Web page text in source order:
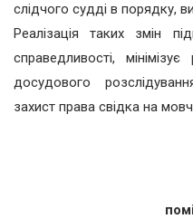
слідчого судді в порядку,
Реалізація таких змін
справедливості,
досудового
захист права свідка на